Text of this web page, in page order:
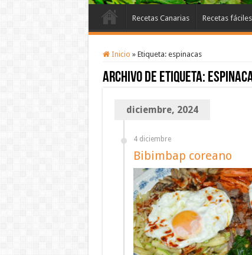
Recetas Canarias Recetas fáciles
Inicio » Etiqueta: espinacas
Archivo de etiqueta:
diciembre, 2024
4 diciembre
Bibimbap coreano